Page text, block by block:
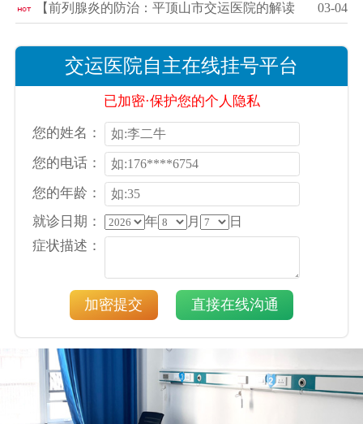
【前列腺炎的防治：平顶山市交运医院的解读 03-04
交运医院自主在线挂号平台
已加密·保护您的个人隐私
您的姓名：
您的电话：
您的年龄：
就诊日期：
年 月 日
症状描述：
加密提交 直接在线沟通